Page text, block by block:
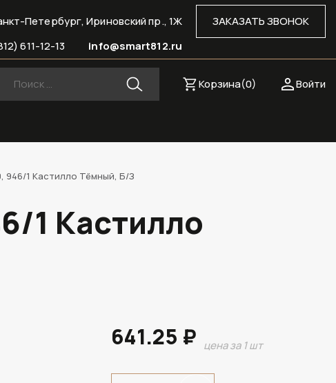
ЗАКАЗАТЬ ЗВОНОК
Петербург, Ириновский пр., 1Ж
info@smart812.ru
611-12-13
Войти
Корзина(0)
946/1 Кастилло Тёмный, Б/З
1 Кастилло
641.25 ₽ цена за 1 шт